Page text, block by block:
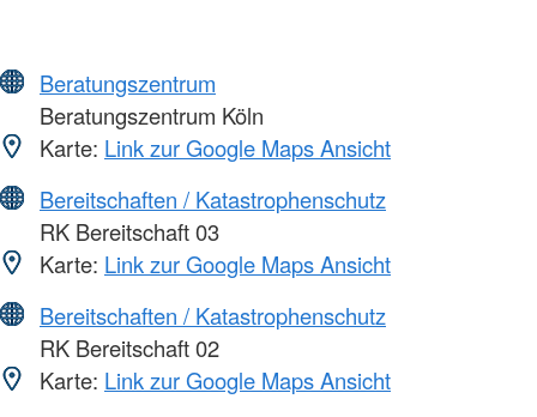
Beratungszentrum
Beratungszentrum Köln
Karte: Link zur Google Maps Ansicht
Bereitschaften / Katastrophenschutz
RK Bereitschaft 03
Karte: Link zur Google Maps Ansicht
Bereitschaften / Katastrophenschutz
RK Bereitschaft 02
Karte: Link zur Google Maps Ansicht